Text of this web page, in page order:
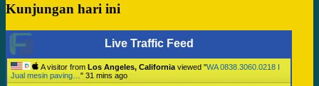
Kunjungan hari ini
Live Traffic Feed
A visitor from Los Angeles, California viewed "WA 0838.3060.0218 I
Jual mesin paving… " 31 mins ago